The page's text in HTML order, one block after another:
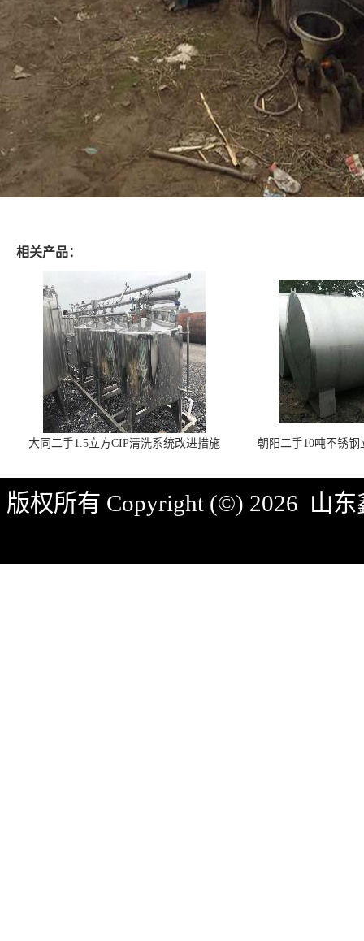
相关产品：
大同二手1.5立方CIP清洗系统改进措施 朝阳二手10吨不锈
版权所有 Copyright (©) 2026 山